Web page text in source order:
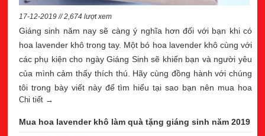
17-12-2019 // 2,674 lượt xem
Giáng sinh năm nay sẽ càng ý nghĩa hơn đối với bạn khi có
hoa lavender khô trong tay. Một bó hoa lavender khô cùng với
các phụ kiện cho ngày Giáng Sinh sẽ khiến bạn và người yêu
của mình cảm thấy thích thú. Hãy cùng đồng hành với chúng
tôi trong bày viết này để tìm hiểu tại sao bạn nên mua hoa
lavender khô trong dịp Giáng Sinh nhé.
Chi tiết →
Mua hoa lavender khô làm quà tặng giáng sinh năm 2019